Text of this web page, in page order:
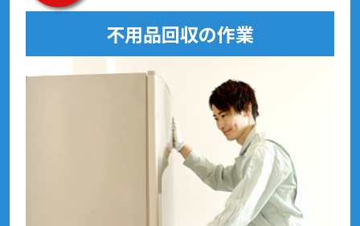
不用品回収の作業